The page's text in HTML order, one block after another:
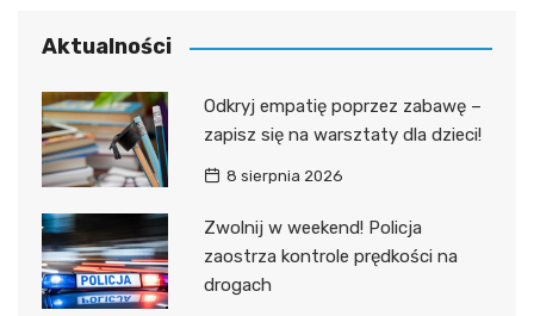
Aktualności
Odkryj empatię poprzez zabawę –
zapisz się na warsztaty dla dzieci!
8 sierpnia 2026
Zwolnij w weekend! Policja
zaostrza kontrole prędkości na
drogach